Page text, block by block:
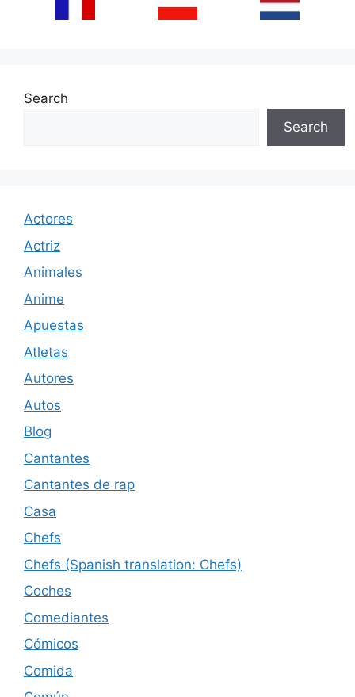
Search
Search
Actores
Actriz
Animales
Anime
Apuestas
Atletas
Autores
Autos
Blog
Cantantes
Cantantes de rap
Casa
Chefs
Chefs (Spanish translation: Chefs)
Coches
Comediantes
Cómicos
Comida